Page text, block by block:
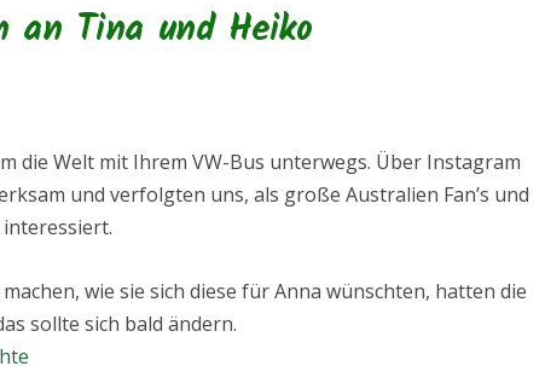
an Tina und Heiko
die Welt mit Ihrem VW-Bus unterwegs. Über Instagram
und verfolgten uns, als große Australien Fan’s und
wie sie sich diese für Anna wünschten, hatten die
sollte sich bald ändern.